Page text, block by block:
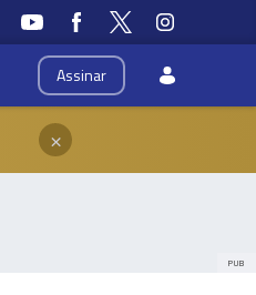
Assinar
×
PUB